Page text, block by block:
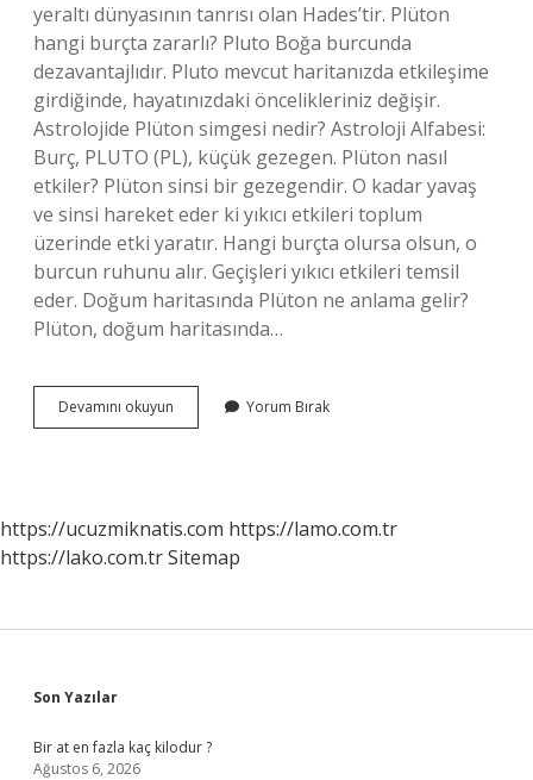
yeraltı dünyasının tanrısı olan Hades’tir. Plüton
hangi burçta zararlı? Pluto Boğa burcunda
dezavantajlıdır. Pluto mevcut haritanızda etkileşime
girdiğinde, hayatınızdaki öncelikleriniz değişir.
Astrolojide Plüton simgesi nedir? Astroloji Alfabesi:
Burç, PLUTO (PL), küçük gezegen. Plüton nasıl
etkiler? Plüton sinsi bir gezegendir. O kadar yavaş
ve sinsi hareket eder ki yıkıcı etkileri toplum
üzerinde etki yaratır. Hangi burçta olursa olsun, o
burcun ruhunu alır. Geçişleri yıkıcı etkileri temsil
eder. Doğum haritasında Plüton ne anlama gelir?
Plüton, doğum haritasında…
Devamını okuyun Astrolojide
Plüton
Yorum Bırak
https://ucuzmiknatis.com https://lamo.com.tr
https://lako.com.trSitemap
Sidebar
Son Yazılar
Bir at en fazla kaç kilodur ?
Ağustos 6, 2026